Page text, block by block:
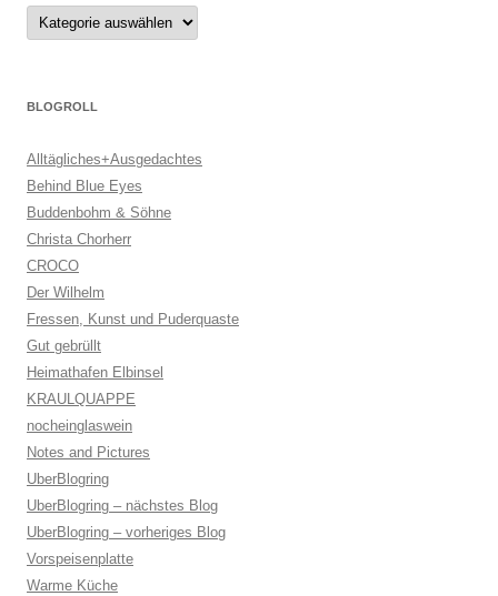
Kategorien
BLOGROLL
Alltägliches+Ausgedachtes
Behind Blue Eyes
Buddenbohm & Söhne
Christa Chorherr
CROCO
Der Wilhelm
Fressen, Kunst und Puderquaste
Gut gebrüllt
Heimathafen Elbinsel
KRAULQUAPPE
nocheinglaswein
Notes and Pictures
UberBlogring
UberBlogring – nächstes Blog
UberBlogring – vorheriges Blog
Vorspeisenplatte
Warme Küche